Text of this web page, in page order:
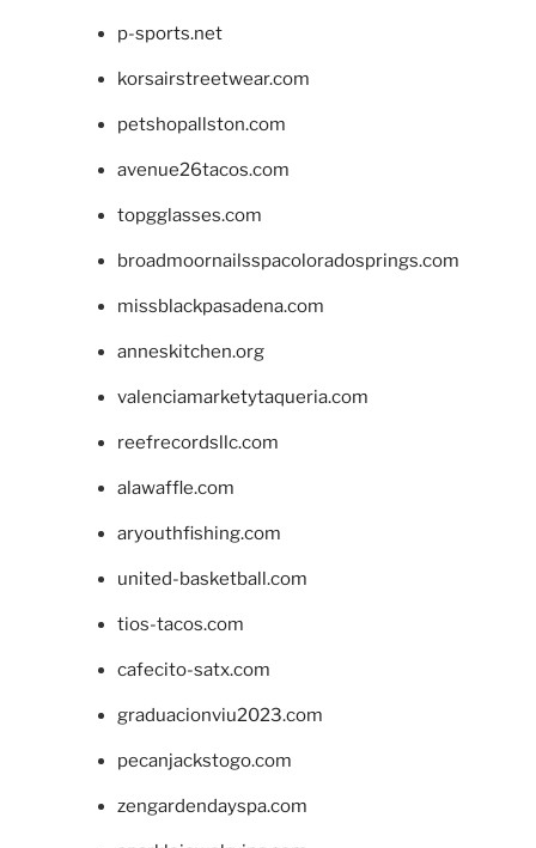
p-sports.net
korsairstreetwear.com
petshopallston.com
avenue26tacos.com
topgglasses.com
broadmoornailsspacoloradosprings.com
missblackpasadena.com
anneskitchen.org
valenciamarketytaqueria.com
reefrecordsllc.com
alawaffle.com
aryouthfishing.com
united-basketball.com
tios-tacos.com
cafecito-satx.com
graduacionviu2023.com
pecanjackstogo.com
zengardendayspa.com